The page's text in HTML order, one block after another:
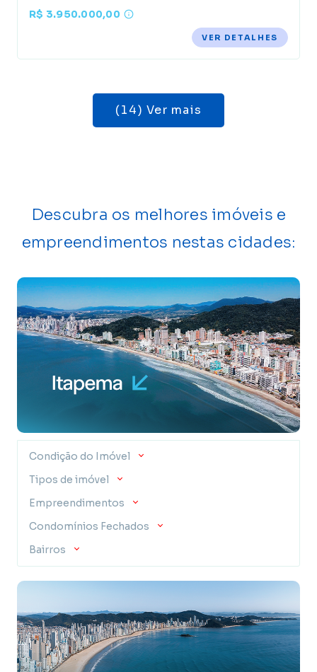
R$ 3.950.000,00
VER DETALHES
(14) Ver mais
Descubra os melhores imóveis e
empreendimentos nestas cidades:
Condição do Imóvel
Tipos de imóvel
Empreendimentos
Condomínios Fechados
Bairros